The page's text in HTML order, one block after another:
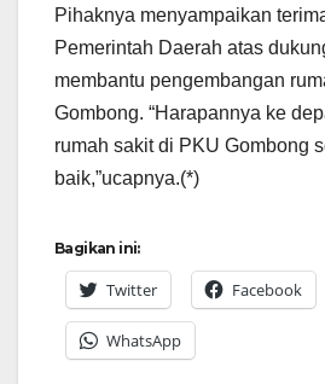
Pihaknya menyampaikan
Pemerintah Daerah atas
membantu pengembangan
Gombong. “Harapannya ke
rumah sakit di PKU Gombong
baik,”ucapnya.(*)
Bagikan ini:
Twitter Facebook
WhatsApp